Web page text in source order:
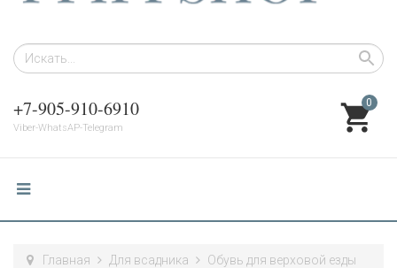
+7-905-910-6910
Viber-WhatsAP-Telegram
0
Главная Для всадника Обувь для верховой езды